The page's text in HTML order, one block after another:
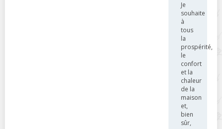
Je
souhaite
à
tous
la
prospérité,
le
confort
et la
chaleur
de la
maison
et,
bien
sûr,